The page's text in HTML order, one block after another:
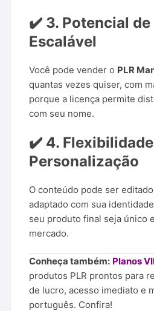
✔️ 3. Potencial de
Escalável
Você pode vender o PLR
quantas vezes quiser, com
porque a licença permite
com seu nome.
✔️ 4.
Personalização
O conteúdo pode ser
adaptado com sua
seu produto final seja único
mercado.
Conheça também: Planos
produtos PLR prontos para
de lucro, acesso imediato e
português. Confira!